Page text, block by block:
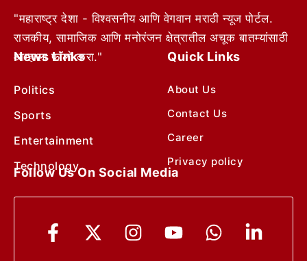
"महाराष्ट्र देशा - विश्वसनीय आणि वेगवान मराठी न्यूज पोर्टल.
राजकीय, सामाजिक आणि मनोरंजन क्षेत्रातील अचूक बातम्यांसाठी
आम्हाला फॉलो करा."
News Links
Politics
Sports
Entertainment
Technology
Quick Links
About Us
Contact Us
Career
Privacy policy
Follow Us On Social Media